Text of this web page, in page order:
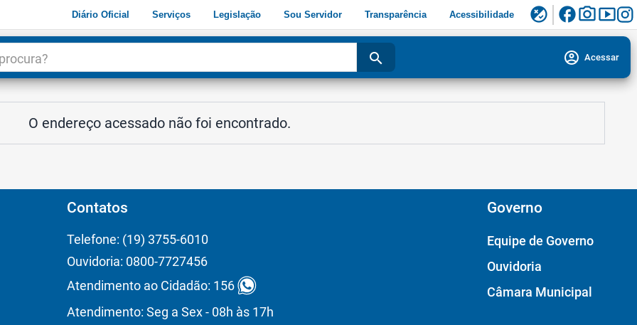
Diário Oficial Serviços Legislação Sou Servidor Transparência Acessibilidade flaky facebookphoto_camerasmart_display
search account_circle Acessar
O endereço acessado não foi encontrado.
Contatos
Telefone: (19) 3755-6010
Ouvidoria: 0800-7727456
Atendimento ao Cidadão: 156
Atendimento: Seg a Sex - 08h às 17h
Governo
Equipe de Governo
Ouvidoria
Câmara Municipal